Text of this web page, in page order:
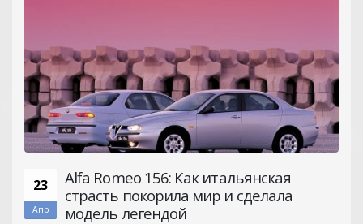
23
Апр
Alfa Romeo 156: Как итальянская
страсть покорила мир и сделала
модель легендой